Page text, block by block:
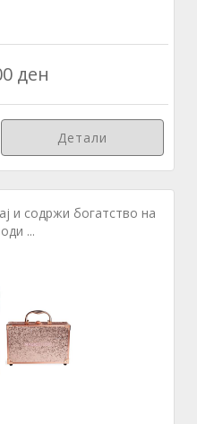
ден
Детали
и содржи богатство на
...